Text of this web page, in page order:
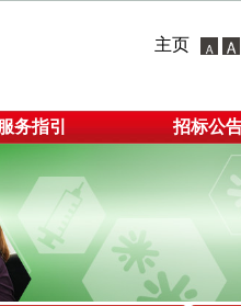
主页
务指引 招标公